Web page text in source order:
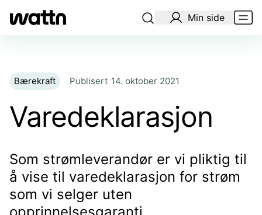
Min side
Bærekraft Publisert 14. oktober 2021
Varedeklarasjon
Som strømleverandør er vi pliktig til
å vise til varedeklarasjon for strøm
som vi selger uten